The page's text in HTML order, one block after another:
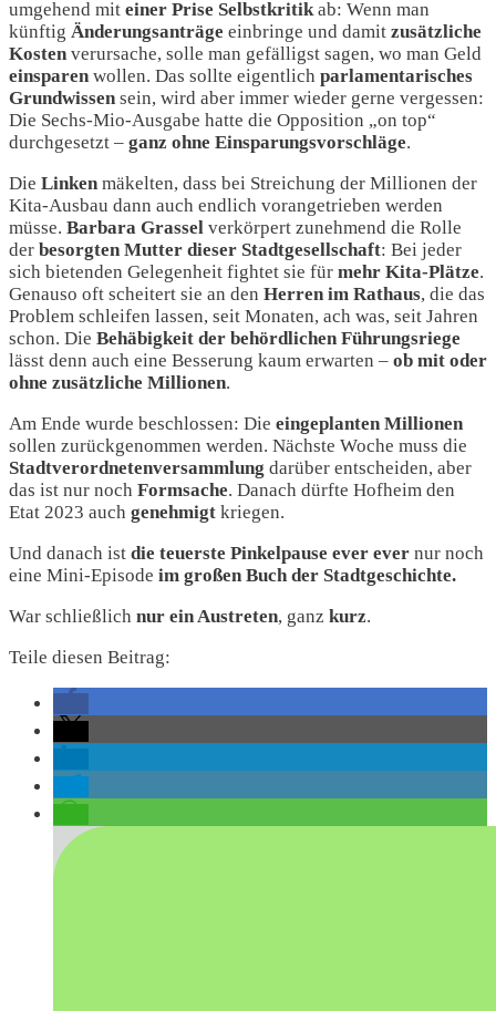
umgehend mit einer Prise Selbstkritikab: Wenn man
künftig Änderungsanträge einbringe und damit zusätzliche
Kosten verursache, solle man gefälligst sagen, wo man Geld
einsparen wollen. Das sollte eigentlich parlamentarisches
Grundwissen sein, wird aber immer wieder gerne vergessen:
Die Sechs-Mio-Ausgabe hatte die Opposition „on top“
durchgesetzt – ganz ohne Einsparungsvorschläge.
Die Linken mäkelten, dass bei Streichung der Millionen der
Kita-Ausbau dann auch endlich vorangetrieben werden
müsse. Barbara Grassel verkörpert zunehmend die Rolle
der besorgten Mutter dieser Stadtgesellschaft: Bei jeder
sich bietenden Gelegenheit fightet sie für mehr Kita-Plätze.
Genauso oft scheitert sie an den Herren im Rathaus, die das
Problem schleifen lassen, seit Monaten, ach was, seit Jahren
schon. Die Behäbigkeit der behördlichen Führungsriege
lässt denn auch eine Besserung kaum erwarten – ob mit oder
ohne zusätzliche Millionen.
Am Ende wurde beschlossen: Die eingeplanten Millionen
sollen zurückgenommen werden. Nächste Woche muss die
Stadtverordnetenversammlung darüber entscheiden, aber
das ist nur noch Formsache. Danach dürfte Hofheim den
Etat 2023 auch genehmigt kriegen.
Und danach ist die teuerste Pinkelpause ever ever nur noch
eine Mini-Episode im großen Buch der Stadtgeschichte.
War schließlich nur ein Austreten, ganz kurz.
Teile diesen Beitrag: